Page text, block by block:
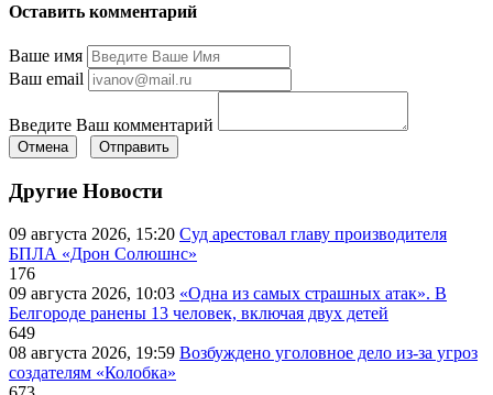
Оставить комментарий
Ваше имя
Ваш email
Введите Ваш комментарий
Отмена Отправить
Другие Новости
09 августа 2026, 15:20 Суд арестовал главу производителя
БПЛА «Дрон Солюшнс»
176
09 августа 2026, 10:03 «Одна из самых страшных атак». В
Белгороде ранены 13 человек, включая двух детей
649
08 августа 2026, 19:59 Возбуждено уголовное дело из-за угроз
создателям «Колобка»